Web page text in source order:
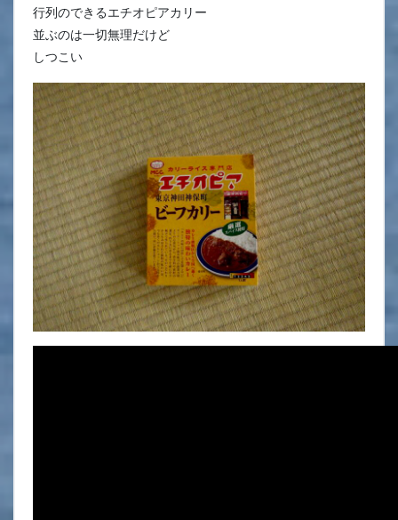
行列のできるエチオピアカリー
並ぶのは一切無理だけど
しつこい